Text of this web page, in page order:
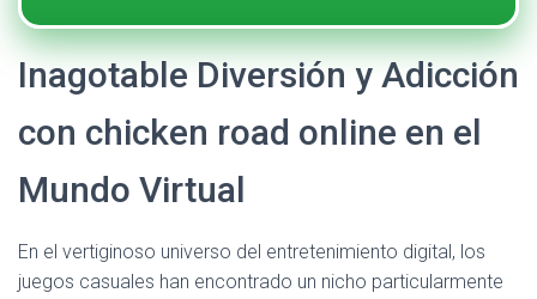
Inagotable Diversión y Adicción
con chicken road online en el
Mundo Virtual
En el vertiginoso universo del entretenimiento digital, los
juegos casuales han encontrado un nicho particularmente